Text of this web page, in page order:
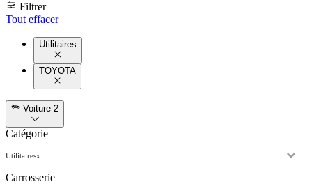
Filtrer
Tout effacer
Utilitaires
TOYOTA
Voiture 2
Catégorie
Utilitairesx
Carrosserie